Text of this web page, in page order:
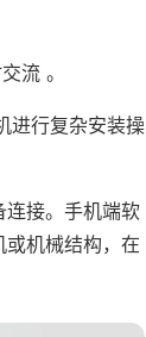
流 。
进行复杂安装操
连接。手机端软
机械结构，在